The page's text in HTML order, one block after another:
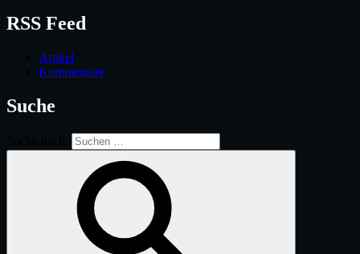
RSS Feed
Artikel
Kommentare
Suche